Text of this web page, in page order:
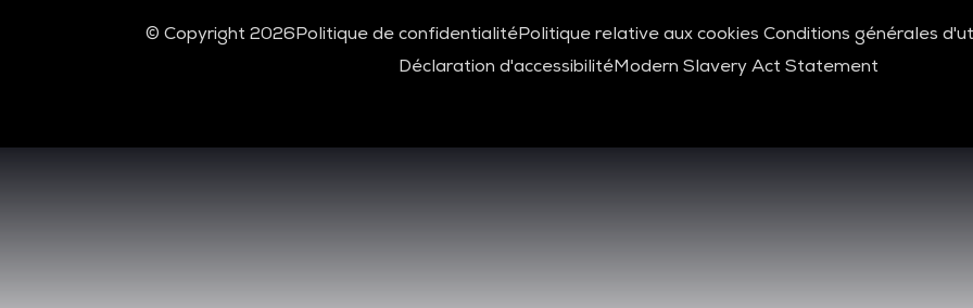
© Copyright 2026Politique de confidentialitéPolitique relative aux cookies Conditions générales
Déclaration d'accessibilitéModern Slavery Act Statement